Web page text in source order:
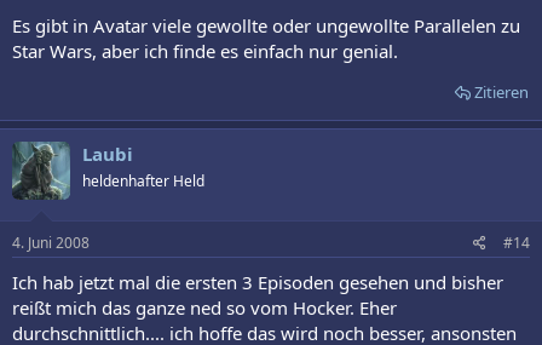
Es gibt in Avatar viele gewollte oder ungewollte Parallelen zu
Star Wars, aber ich finde es einfach nur genial.
Zitieren
Laubi
heldenhafter Held
4. Juni 2008 #14
Ich hab jetzt mal die ersten 3 Episoden gesehen und bisher
reißt mich das ganze ned so vom Hocker. Eher
durchschnittlich.... ich hoffe das wird noch besser, ansonsten